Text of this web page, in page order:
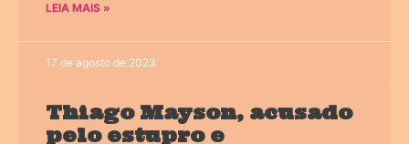
LEIA MAIS »
17 de agosto de 2023
Thiago Mayson, acusado
pelo estupro e